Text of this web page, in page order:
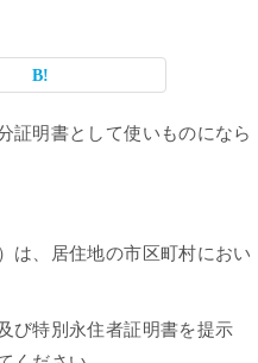
証明書として使いものになら
は、居住地の市区町村におい
び特別永住者証明書を提示